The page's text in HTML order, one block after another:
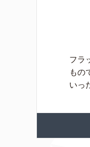
フラ
もの
いっ